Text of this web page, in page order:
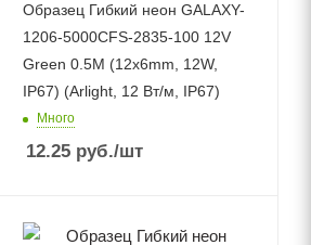
Образец Гибкий неон GALAXY-
1206-5000CFS-2835-100 12V
Green 0.5M (12x6mm, 12W,
IP67) (Arlight, 12 Вт/м, IP67)
Много
12.25 руб./шт